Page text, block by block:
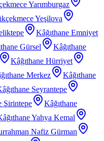
Yarımburgaz
Yeşilova
Kâğıthane Emniyet
Gürsel
Kâğıthane
Kâğıthane Hürriyet
Merkez
Kâğıthane
Seyrantepe
Şirintepe
Kâğıthane
Yahya Kemal
Nafiz Gürman